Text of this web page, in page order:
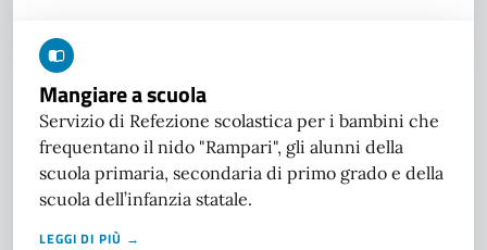
Mangiare a scuola
Servizio di Refezione scolastica per i bambini che
frequentano il nido "Rampari", gli alunni della
scuola primaria, secondaria di primo grado e della
scuola dell’infanzia statale.
LEGGI DI PIÙ →